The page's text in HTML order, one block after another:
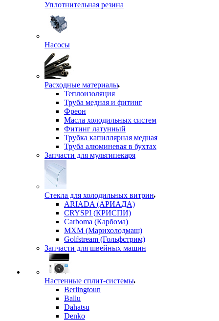
Уплотнительная резина
Насосы
Расходные материалы
Теплоизоляция
Труба медная и фитинг
Фреон
Масла холодильных систем
Фитинг латунный
Трубка капиллярная медная
Труба алюминевая в бухтах
Запчасти для мультипекаря
Стекла для холодильных витрин
ARIADA (АРИАДА)
CRYSPI (КРИСПИ)
Carboma (Карбома)
MXM (Марихолодмаш)
Golfstream (Гольфстрим)
Запчасти для швейных машин
Настенные сплит-системы
Berlingtoun
Ballu
Dahatsu
Denko